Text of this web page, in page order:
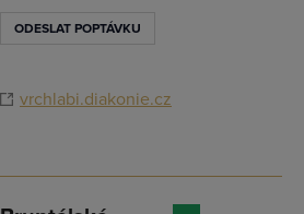
ODESLAT POPTÁVKU
vrchlabi.diakonie.cz